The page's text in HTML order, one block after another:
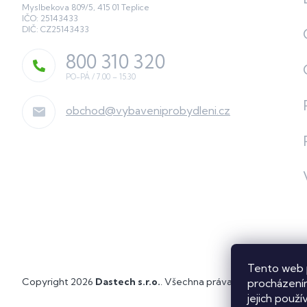
Tento web
jejich
Myslbekova 809/5, 415 01 Teplice
IČO: 25143433
DIČ: CZ25143433
obchod@vybaveniprobydleni.cz
800 310 320
Copyright 2026 Dastech s.r.o.. Všechna práva vyhrazena.